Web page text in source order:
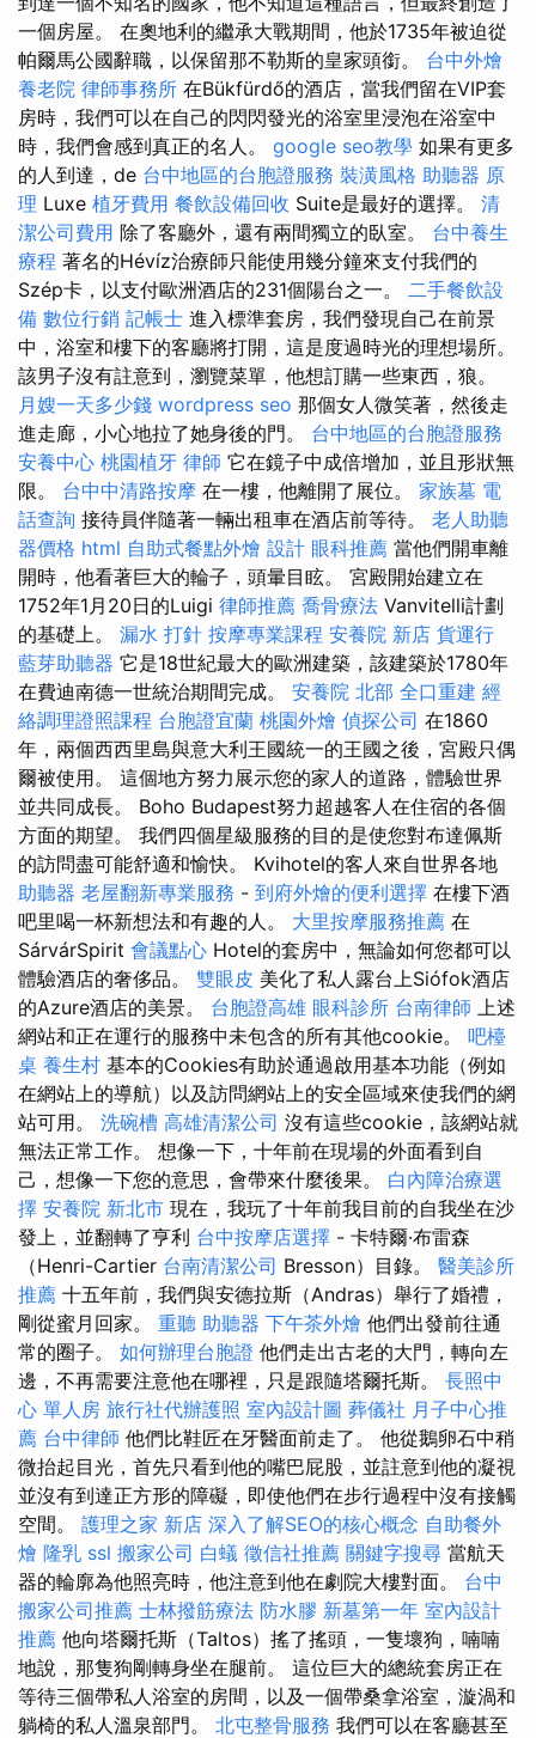
一個房屋。 在奧地利的繼承大戰期間，他於1735年被迫從
帕爾馬公國辭職，以保留那不勒斯的皇家頭銜。 台中外燴
養老院 律師事務所 在Bükfürdő的酒店，當我們留在VIP套
房時，我們可以在自己的閃閃發光的浴室里浸泡在浴室中
時，我們會感到真正的名人。 google seo教學 如果有更多
的人到達，de 台中地區的台胞證服務 裝潢風格 助聽器 原
理 Luxe 植牙費用 餐飲設備回收 Suite是最好的選擇。 清
潔公司費用 除了客廳外，還有兩間獨立的臥室。 台中養生
療程 著名的Hévíz治療師只能使用幾分鐘來支付我們的
Szép卡，以支付歐洲酒店的231個陽台之一。 二手餐飲設
備 數位行銷 記帳士 進入標準套房，我們發現自己在前景
中，浴室和樓下的客廳將打開，這是度過時光的理想場所。
該男子沒有註意到，瀏覽菜單，他想訂購一些東西，狼。
月嫂一天多少錢 wordpress seo 那個女人微笑著，然後走
進走廊，小心地拉了她身後的門。 台中地區的台胞證服務
安養中心 桃園植牙 律師 它在鏡子中成倍增加，並且形狀無
限。 台中中清路按摩 在一樓，他離開了展位。 家族墓 電
話查詢 接待員伴隨著一輛出租車在酒店前等待。 老人助聽
器價格 html 自助式餐點外燴 設計 眼科推薦 當他們開車離
開時，他看著巨大的輪子，頭暈目眩。 宮殿開始建立在
1752年1月20日的Luigi 律師推薦 喬骨療法 Vanvitelli計劃
的基礎上。 漏水 打針 按摩專業課程 安養院 新店 貨運行
藍芽助聽器 它是18世紀最大的歐洲建築，該建築於1780年
在費迪南德一世統治期間完成。 安養院 北部 全口重建 經
絡調理證照課程 台胞證宜蘭 桃園外燴 偵探公司 在1860
年，兩個西西里島與意大利王國統一的王國之後，宮殿只偶
爾被使用。 這個地方努力展示您的家人的道路，體驗世界
並共同成長。 Boho Budapest努力超越客人在住宿的各個
方面的期望。 我們四個星級服務的目的是使您對布達佩斯
的訪問盡可能舒適和愉快。 Kvihotel的客人來自世界各地
助聽器 老屋翻新專業服務 - 到府外燴的便利選擇 在樓下酒
吧里喝一杯新想法和有趣的人。 大里按摩服務推薦 在
SárvárSpirit 會議點心 Hotel的套房中，無論如何您都可以
體驗酒店的奢侈品。 雙眼皮 美化了私人露台上Siófok酒店
的Azure酒店的美景。 台胞證高雄 眼科診所 台南律師 上述
網站和正在運行的服務中未包含的所有其他cookie。 吧檯
桌 養生村 基本的Cookies有助於通過啟用基本功能（例如
在網站上的導航）以及訪問網站上的安全區域來使我們的網
站可用。 洗碗槽 高雄清潔公司 沒有這些cookie，該網站就
無法正常工作。 想像一下，十年前在現場的外面看到自
己，想像一下您的意思，會帶來什麼後果。 白內障治療選
擇 安養院 新北市 現在，我玩了十年前我目前的自我坐在沙
發上，並翻轉了亨利 台中按摩店選擇 - 卡特爾·布雷森
（Henri-Cartier 台南清潔公司 Bresson）目錄。 醫美診所
推薦 十五年前，我們與安德拉斯（Andras）舉行了婚禮，
剛從蜜月回家。 重聽 助聽器 下午茶外燴 他們出發前往通
常的圈子。 如何辦理台胞證 他們走出古老的大門，轉向左
邊，不再需要注意他在哪裡，只是跟隨塔爾托斯。 長照中
心 單人房 旅行社代辦護照 室內設計圖 葬儀社 月子中心推
薦 台中律師 他們比鞋匠在牙醫面前走了。 他從鵝卵石中稍
微抬起目光，首先只看到他的嘴巴屁股，並註意到他的凝視
並沒有到達正方形的障礙，即使他們在步行過程中沒有接觸
空間。 護理之家 新店 深入了解SEO的核心概念 自助餐外
燴 隆乳 ssl 搬家公司 白蟻 徵信社推薦 關鍵字搜尋 當航天
器的輪廓為他照亮時，他注意到他在劇院大樓對面。 台中
搬家公司推薦 士林撥筋療法 防水膠 新墓第一年 室內設計
推薦 他向塔爾托斯（Taltos）搖了搖頭，一隻壞狗，喃喃
地說，那隻狗剛轉身坐在腿前。 這位巨大的總統套房正在
等待三個帶私人浴室的房間，以及一個帶桑拿浴室，漩渦和
躺椅的私人溫泉部門。 北屯整骨服務 我們可以在客廳甚至